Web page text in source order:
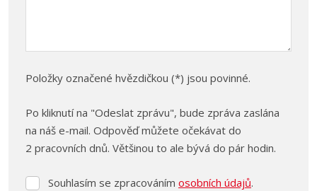
Položky označené hvězdičkou (*) jsou povinné.
Po kliknutí na "Odeslat zprávu", bude zpráva zaslána
na náš e-mail. Odpověď můžete očekávat do
2 pracovních dnů. Většinou to ale bývá do pár hodin.
Souhlasím
Souhlasím se zpracováním osobních údajů.